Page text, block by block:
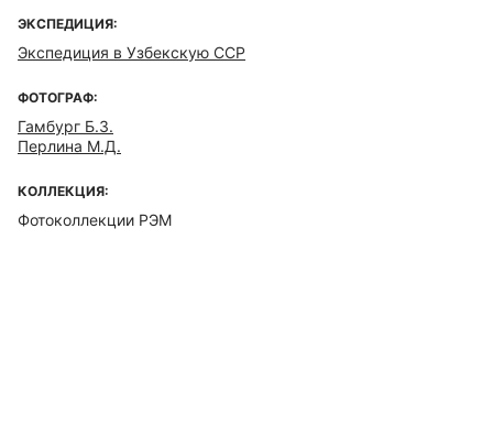
ЭКСПЕДИЦИЯ:
Экспедиция в Узбекскую ССР
ФОТОГРАФ:
Гамбург Б.З.
Перлина М.Д.
КОЛЛЕКЦИЯ:
Фотоколлекции РЭМ